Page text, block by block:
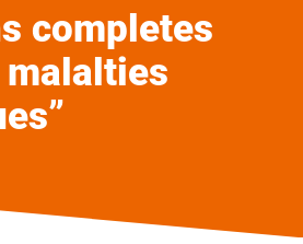
completes
malalties